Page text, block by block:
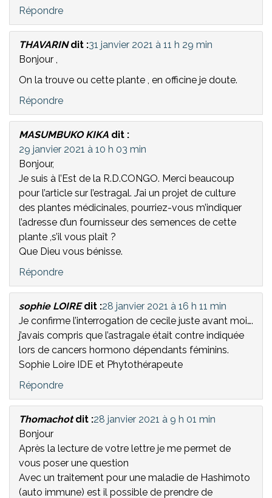
Répondre
THAVARIN dit :31 janvier 2021 à 11 h 29 min
Bonjour ,
On la trouve ou cette plante , en officine je doute.
Répondre
MASUMBUKO KIKA dit :
29 janvier 2021 à 10 h 03 min
Bonjour,
Je suis à l’Est de la R.D.CONGO. Merci beaucoup
pour l’article sur l’estragal. J’ai un projet de culture
des plantes médicinales, pourriez-vous m’indiquer
l’adresse d’un fournisseur des semences de cette
plante ,s’il vous plaît ?
Que Dieu vous bénisse.
Répondre
sophie LOIRE dit :28 janvier 2021 à 16 h 11 min
Je confirme l’interrogation de cecile juste avant moi….
j’avais compris que l’astragale était contre indiquée
lors de cancers hormono dépendants féminins.
Sophie Loire IDE et Phytothérapeute
Répondre
Thomachot dit :28 janvier 2021 à 9 h 01 min
Bonjour
Après la lecture de votre lettre je me permet de
vous poser une question
Avec un traitement pour une maladie de Hashimoto
(auto immune) est il possible de prendre de